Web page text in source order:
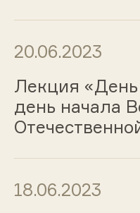
20.06.2023
Лекция
день начала
18.06.2023